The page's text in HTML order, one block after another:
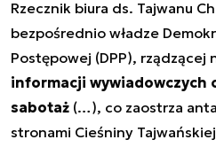
Rzecznik biura ds. Tajwanu
bezpośrednio władze
Postępowej (DPP), rządzącej
informacji wywiadowczych
sabotaż (…), co zaostrza
stronami Cieśniny